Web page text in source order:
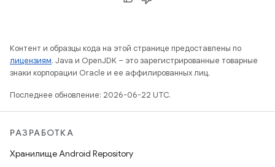
Контент и образцы кода на этой странице предоставлены по
лицензиям. Java и OpenJDK – это зарегистрированные товарные
знаки корпорации Oracle и ее аффилированных лиц.
Последнее обновление: 2026-06-22 UTC.
РАЗРАБОТКА
Хранилище Android Repository